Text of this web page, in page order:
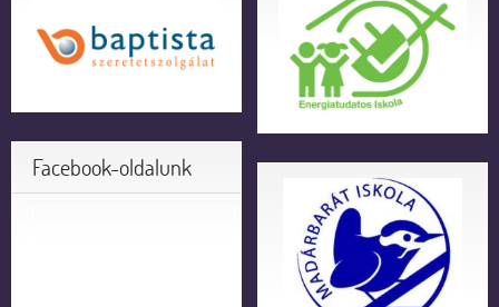
Facebook-oldalunk